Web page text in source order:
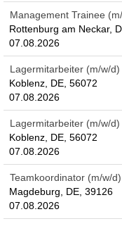
Management Trainee
Rottenburg am Neckar,
07.08.2026
Lagermitarbeiter (m/w/d)
Koblenz, DE, 56072
07.08.2026
Lagermitarbeiter (m/w/
Koblenz, DE, 56072
07.08.2026
Teamkoordinator (m/w/
Magdeburg, DE, 39126
07.08.2026